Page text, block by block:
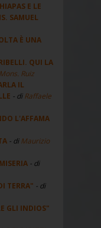
E LE
SAMUEL
È UNA
QUI LA
Mons. Ruiz
IL
- diRaffaele
L'AFFAMA
- diMaurizio
- di
TERRA" - di
GLI INDIOS"